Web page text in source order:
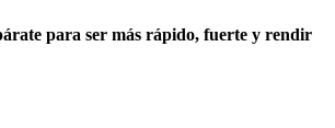
para ser más rápido, fuerte y rendir